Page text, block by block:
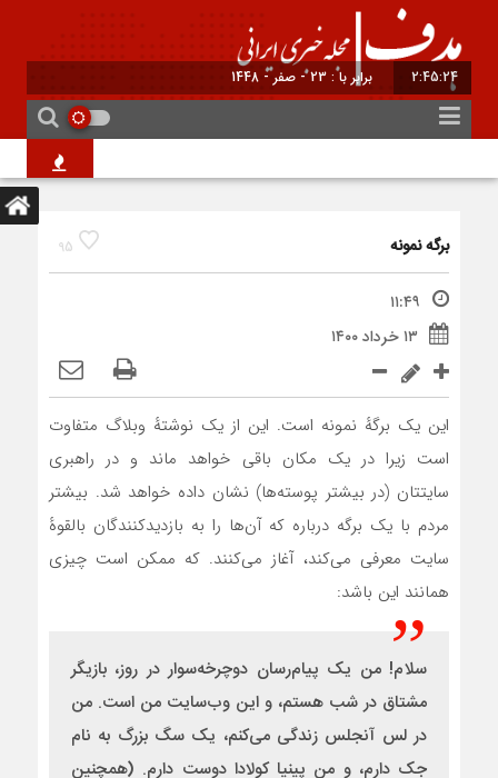
2:45:24 برابر با : 23 - صفر - 1448
قیمت جهانی طلا امروز ۱۵ مرداد؛ هر
95 برگه نمونه
۱۱:۴۹
۱۳ خرداد ۱۴۰۰
این یک برگهٔ نمونه است. این از یک نوشتهٔ وبلاگ متفاوت
است زیرا در یک مکان باقی خواهد ماند و در راهبری
سایتتان (در بیشتر پوسته‌ها) نشان داده خواهد شد. بیشتر
مردم با یک برگه درباره که آن‌ها را به بازدیدکنندگان بالقوهٔ
سایت معرفی می‌کند، آغاز می‌کنند. که ممکن است چیزی
همانند این باشد:
سلام! من یک پیام‌رسان دوچرخه‌سوار در روز، بازیگر
مشتاق در شب هستم، و این وب‌سایت من است. من
در لس آنجلس زندگی می‌کنم، یک سگ بزرگ به نام
جک دارم، و من پینیا کولادا دوست دارم. (همچنین